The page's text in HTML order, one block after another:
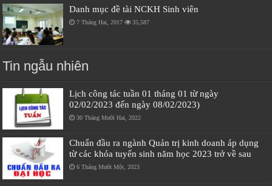
Danh mục đề tài NCKH Sinh viên
7 Tháng Hai, 2017 35,587
Tin ngẫu nhiên
Lịch công tác tuần 01 tháng 01 từ ngày
02/02/2023 đến ngày 08/02/2023)
30 Tháng Mười Hai, 2022
Chuẩn đầu ra ngành Quản trị kinh doanh áp dụng
từ các khóa tuyển sinh năm học 2023 trở về sau
6 Tháng Mười Một, 2023